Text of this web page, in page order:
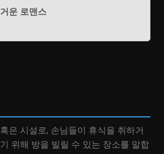
운 로맨스
은 시설로, 손님들이 휴식을 취하거
위해 방을 빌릴 수 있는 장소를 말합